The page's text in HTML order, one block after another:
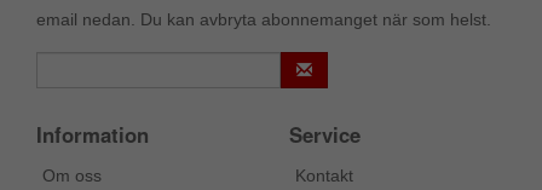
email nedan. Du kan avbryta abonnemanget när som helst.
Information
Om oss
Service
Kontakt